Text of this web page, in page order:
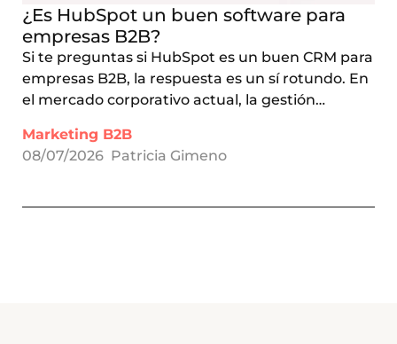
¿Es HubSpot un buen software para
empresas B2B?
Si te preguntas si HubSpot es un buen CRM para
empresas B2B, la respuesta es un sí rotundo. En
el mercado corporativo actual, la gestión…
Marketing B2B
08/07/2026 Patricia Gimeno